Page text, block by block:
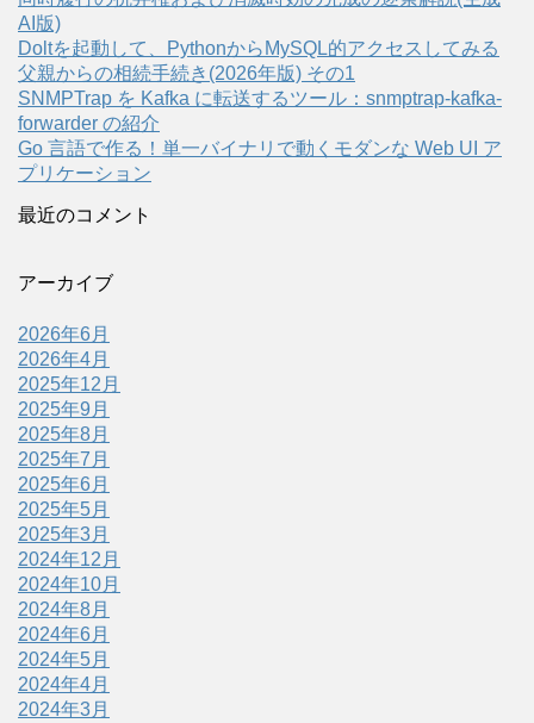
AI版)
Doltを起動して、PythonからMySQL的アクセスしてみる
父親からの相続手続き(2026年版) その1
SNMPTrap を Kafka に転送するツール：snmptrap-kafka-
forwarder の紹介
Go 言語で作る！単一バイナリで動くモダンな Web UI ア
プリケーション
最近のコメント
アーカイブ
2026年6月
2026年4月
2025年12月
2025年9月
2025年8月
2025年7月
2025年6月
2025年5月
2025年3月
2024年12月
2024年10月
2024年8月
2024年6月
2024年5月
2024年4月
2024年3月